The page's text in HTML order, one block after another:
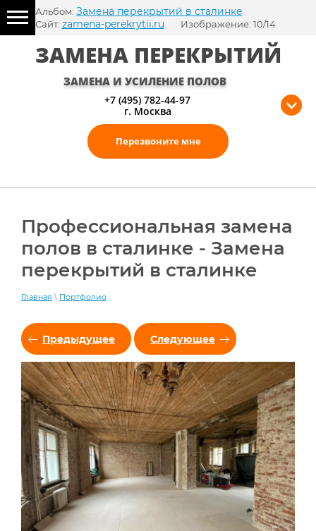
ЗАМЕНА ПЕРЕКРЫТИЙ
ЗАМЕНА И УСИЛЕНИЕ ПОЛОВ
+7 (495) 782-44-97
г. Москва
Перезвоните мне
Профессиональная замена
полов в сталинке - Замена
перекрытий в сталинке
Главная \ Портфолио
Альбом: Замена перекрытий в сталинке
Сайт: zamena-perekrytii.ru Изображение: 10/14
Предыдущее Следующее